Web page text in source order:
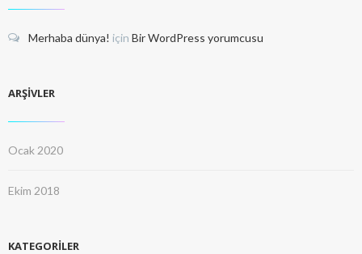
Merhaba dünya! için Bir WordPress yorumcusu
ARŞIVLER
Ocak 2020
Ekim 2018
KATEGORILER